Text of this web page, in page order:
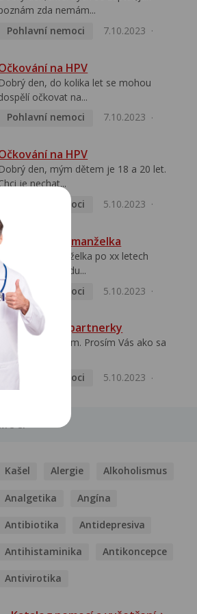
zda nemám...
Pohlavní nemoci
7.10.2023
na HPV
Dobrý den, do kolika let se mohou
očkovat na...
Pohlavní nemoci
7.10.2023
na HPV
Dobrý den, mým dětem je 18 a 20 let.
je nechat...
Pohlavní nemoci
5.10.2023
pozitivní manželka
Dobrý den, manželka po xx letech
přivezla z Východu...
Pohlavní nemoci
5.10.2023
HPV typ 52 u partnerky
Dobrý deň prajem. Prosím Vás ako sa
Pohlavní nemoci
5.10.2023
Kašel Alergie Alkoholismus
Analgetika Angína
Antibiotika Antidepresiva
Antihistaminika Antikoncepce
Antivirotika